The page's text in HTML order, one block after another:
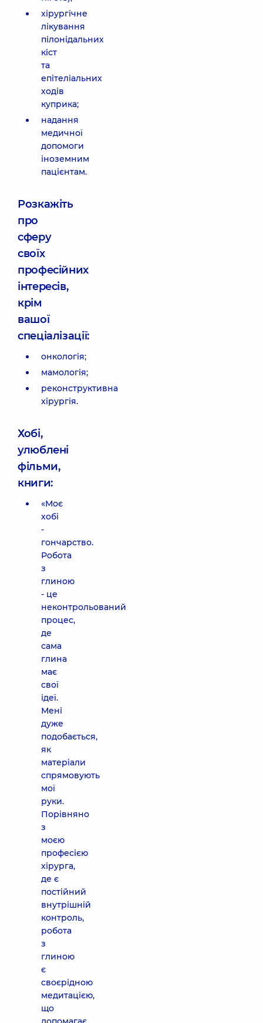
хірургічне
лікування
пілонідальних
кіст
та
епітеліальних
ходів
куприка;
надання
медичної
допомоги
іноземним
пацієнтам.
Розкажіть
про
сферу
своїх
професійних
інтересів,
крім
вашої
спеціалізації:
онкологія;
мамологія;
реконструктивна
хірургія.
Хобі,
улюблені
фільми,
книги:
«Моє
хобі
-
гончарство.
Робота
з
глиною
- це
неконтрольований
процес,
де
сама
глина
має
свої
ідеї.
Мені
дуже
подобається,
як
матеріали
спрямовують
мої
руки.
Порівняно
з
моєю
професією
хірурга,
де є
постійний
внутрішній
контроль,
робота
з
глиною
є
своєрідною
медитацією,
що